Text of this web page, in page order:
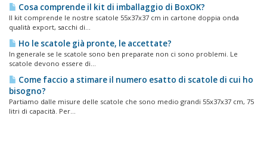
Cosa comprende il kit di imballaggio di BoxOK?
Il kit comprende le nostre scatole 55x37x37 cm in cartone doppia onda
qualità export, sacchi di...
Ho le scatole già pronte, le accettate?
In generale se le scatole sono ben preparate non ci sono problemi. Le
scatole devono essere di...
Come faccio a stimare il numero esatto di scatole di cui ho
bisogno?
Partiamo dalle misure delle scatole che sono medio grandi 55x37x37 cm, 75
litri di capacità. Per...